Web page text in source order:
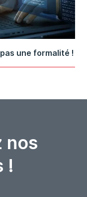
une formalité !
nos
!